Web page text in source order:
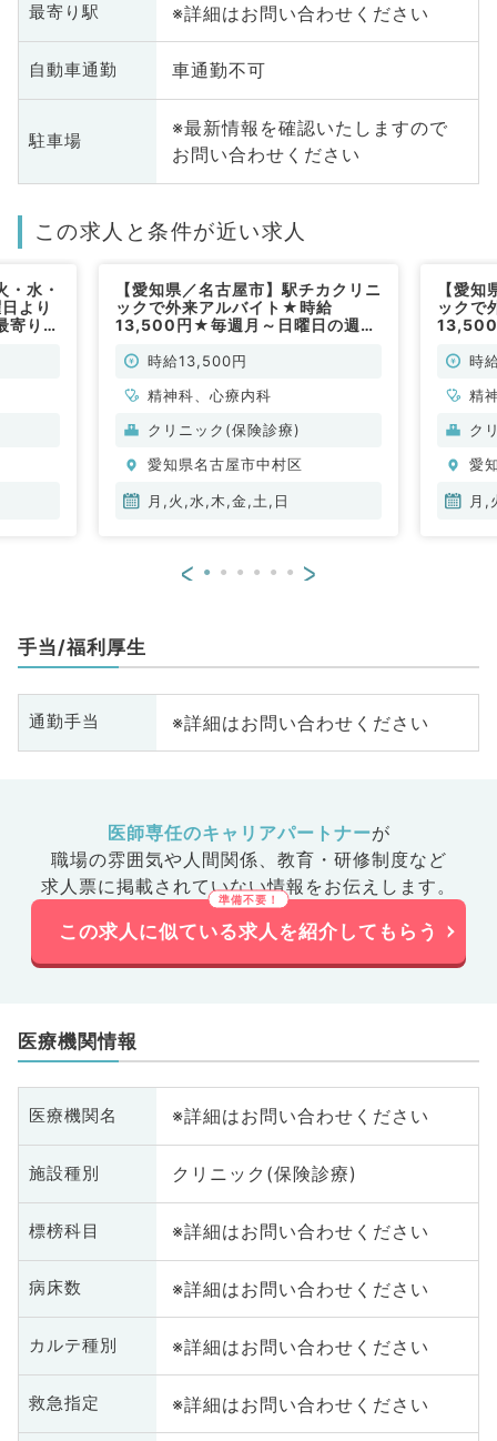
最寄り駅 ※詳細はお問い合わせください
自動車通勤 車通勤不可
駐車場
※最新情報を確認いたしますので
お問い合わせください
この求人と条件が近い求人
・水・
より
り駅
【愛知県／名古屋市】駅チカクリニ
ックで外来アルバイト★時給
13,500円★毎週月～日曜日の週1
迎～（精神科／非常勤）
時給13,500円
精神科、心療内科
クリニック(保険診療)
愛知県名古屋市中村区
月,火,水,木,金,土,日
【愛
ックで
13,500
先生時
精
ク
愛
月,
< >
手当/福利厚生
通勤手当 ※詳細はお問い合わせください
医師専任のキャリアパートナーが
職場の雰囲気や人間関係、 教育・研修制度など
求人票に掲載されていない情報をお伝えします。
この求人に似ている求人を紹介してもらう
医療機関情報
医療機関名 ※詳細はお問い合わせください
施設種別 クリニック(保険診療)
標榜科目 ※詳細はお問い合わせください
病床数 ※詳細はお問い合わせください
カルテ種別 ※詳細はお問い合わせください
救急指定 ※詳細はお問い合わせください